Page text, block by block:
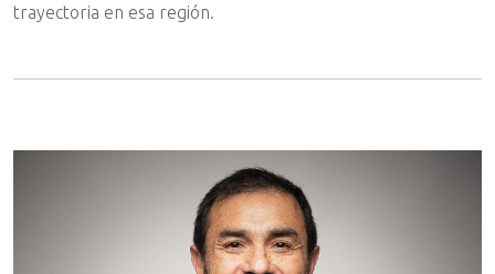
trayectoria en esa región.